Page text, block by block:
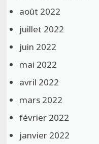
août 2022
juillet 2022
juin 2022
mai 2022
avril 2022
mars 2022
février 2022
janvier 2022